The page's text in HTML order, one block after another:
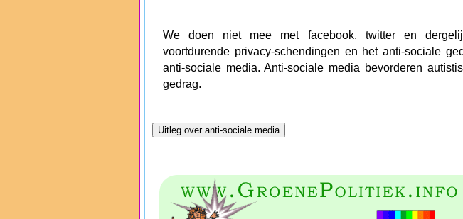
We doen niet mee met facebook, twitter en
voortdurende privacy-schendingen en het anti-sociale
anti-sociale media. Anti-sociale media bevorderen
gedrag.